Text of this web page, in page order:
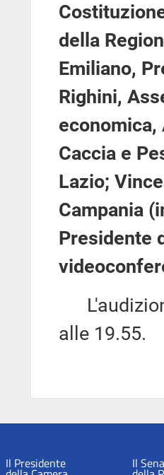
della
Emiliano,
Righini,
Caccia e
Lazio;
Campania
Presidente
alle 19.55.
Il Presidente Il